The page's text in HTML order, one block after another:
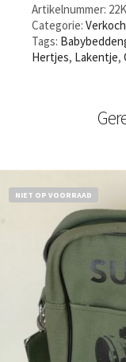
Artikelnummer:
Categorie:
Tags:
Hertjes, Lakentje,
NIET OP VOORRAAD